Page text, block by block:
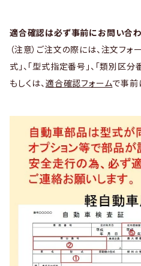
適合確認は必ず事前にお問い合わ
（注意）ご注文の際には、注文フォ
式」、「型式指定番号」、「類別区分
もしくは、 適合確認フォームで事前